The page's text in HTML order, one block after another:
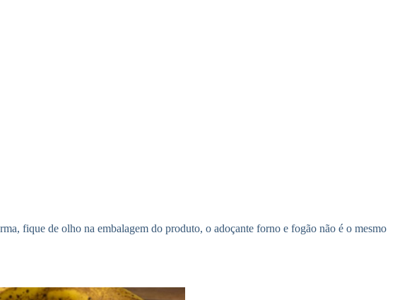
fique de olho na embalagem do produto, o adoçante forno e fogão não é o mesmo